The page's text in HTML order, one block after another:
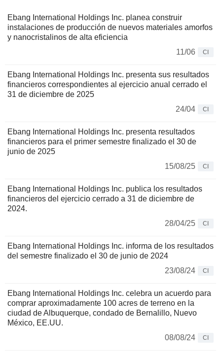
Ebang International Holdings Inc. planea construir
instalaciones de producción de nuevos materiales amorfos
y nanocristalinos de alta eficiencia
11/06
CI
Ebang International Holdings Inc. presenta sus resultados
financieros correspondientes al ejercicio anual cerrado el
31 de diciembre de 2025
24/04
CI
Ebang International Holdings Inc. presenta resultados
financieros para el primer semestre finalizado el 30 de
junio de 2025
15/08/25
CI
Ebang International Holdings Inc. publica los resultados
financieros del ejercicio cerrado a 31 de diciembre de
2024.
28/04/25
CI
Ebang International Holdings Inc. informa de los resultados
del semestre finalizado el 30 de junio de 2024
23/08/24
CI
Ebang International Holdings Inc. celebra un acuerdo para
comprar aproximadamente 100 acres de terreno en la
ciudad de Albuquerque, condado de Bernalillo, Nuevo
México, EE.UU.
08/08/24
CI